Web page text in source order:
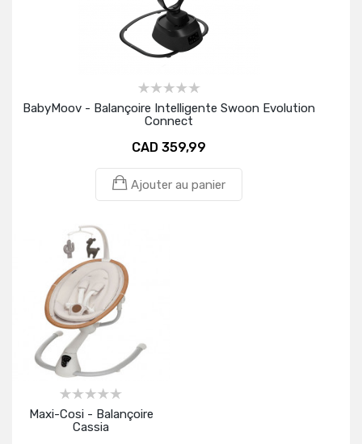
BabyMoov - Balançoire Intelligente Swoon Evolution
Connect
CAD 359,99
Ajouter au panier
Maxi-Cosi - Balançoire
Cassia